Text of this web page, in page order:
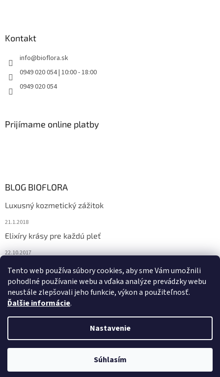
Tento web používa súbory cookies, aby sme Vám umožnili
pohodlné používanie webu a vďaka analýze prevádzky webu
neustále zlepšovali jeho funkcie, výkon a použiteľnosť.
Ďalšie informácie.
Nastavenie
Súhlasím
Kontakt
info@bioflora.sk
0949 020 054 | 10:00 - 18:00
0949 020 054
Prijímame online platby
BLOG BIOFLORA
Luxusný kozmetický zážitok
21.1.2018
Elixíry krásy pre každú pleť
22.10.2017
Spoznajte prírodnú kozmetiku Sante
10.10.2017
Copyright 2026Bioflora.sk. Všetky práva vyhradené.Upraviť
nastavenie cookies